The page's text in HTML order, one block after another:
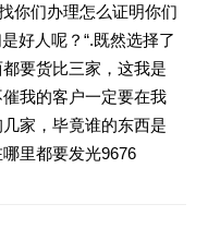
你们办理怎么证明你们
好人呢？“.既然选择了
要货比三家，这我是
我的客户一定要在我
家，毕竟谁的东西是
里都要发光9676